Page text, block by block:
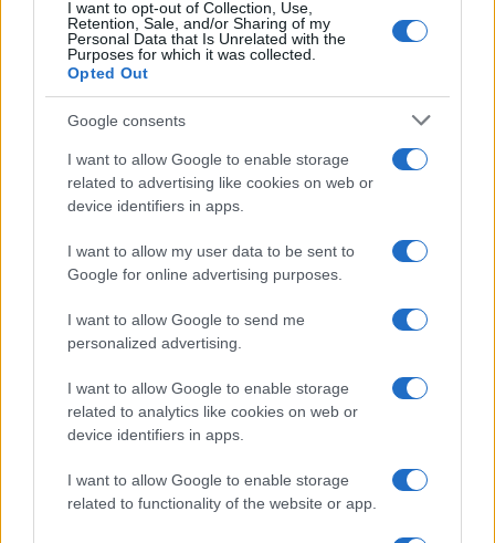
I want to opt-out of Collection, Use,
Retention, Sale, and/or Sharing of my
Personal Data that Is Unrelated with the
Purposes for which it was collected.
Opted Out
Google consents
I want to allow Google to enable storage
related to advertising like cookies on web or
device identifiers in apps.
I want to allow my user data to be sent to
Google for online advertising purposes.
I want to allow Google to send me
personalized advertising.
I want to allow Google to enable storage
related to analytics like cookies on web or
device identifiers in apps.
I want to allow Google to enable storage
related to functionality of the website or app.
News Hub UK
Lgbtq News
Investeren 24
NL Newz